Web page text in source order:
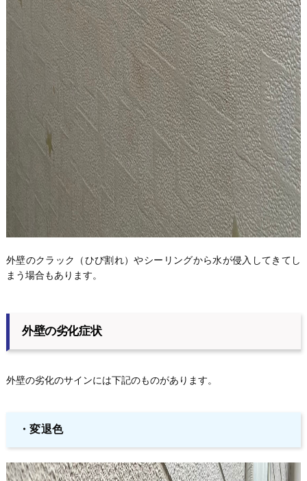
外壁のクラック（ひび割れ）やシーリングから水が侵入してきてし
まう場合もあります。
外壁の劣化症状
外壁の劣化のサインには下記のものがあります。
・変退色